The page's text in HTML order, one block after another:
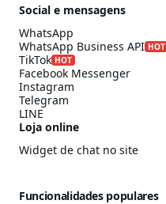
Social e mensagens
WhatsApp
WhatsApp Business API HOT
TikTok HOT
Facebook Messenger
Instagram
Telegram
LINE
Loja online
Widget de chat no site
Funcionalidades populares